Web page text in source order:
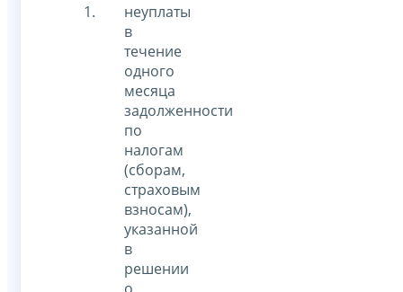
неуплаты
в
течение
одного
месяца
задолженности
по
налогам
(сборам,
страховым
взносам),
указанной
в
решении